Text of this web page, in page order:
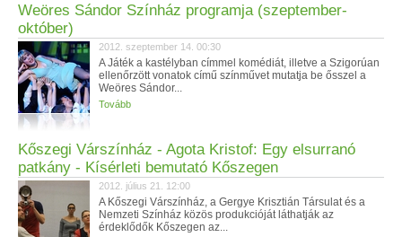
Weöres Sándor Színház programja (szeptember-
október)
2012. szeptember 14. 00:30
A Játék a kastélyban címmel komédiát, illetve a Szigorúan
ellenőrzött vonatok című színművet mutatja be ősszel a
Weöres Sándor...
Tovább
Kőszegi Várszínház - Agota Kristof: Egy elsurranó
patkány - Kísérleti bemutató Kőszegen
2012. július 21. 12:00
A Kőszegi Várszínház, a Gergye Krisztián Társulat és a
Nemzeti Színház közös produkcióját láthatják az
érdeklődők Kőszegen az...